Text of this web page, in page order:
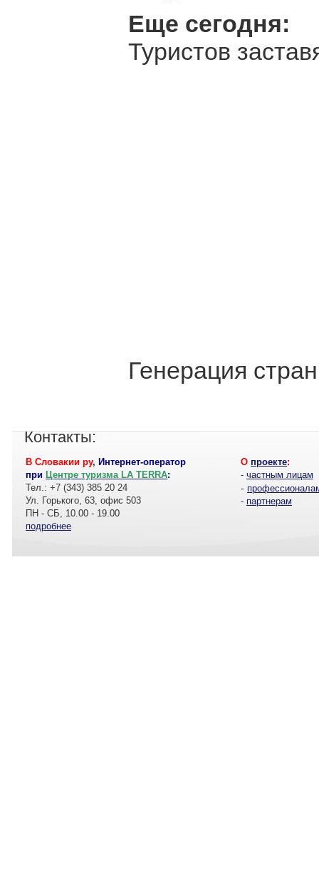
Еще сегодня:
Туристов
Генерация
Контакты:
В Словакии ру, Интернет-оператор
при Центре туризма LA TERRA:
Тел.: +7 (343) 385 20 24
Ул. Горького, 63, офис 503
ПН - СБ, 10.00 - 19.00
подробнее
О проекте:
- частным лицам
-
- партнерам